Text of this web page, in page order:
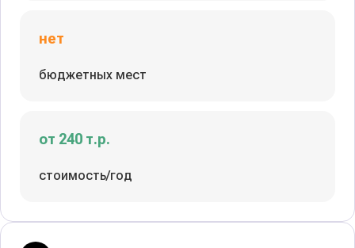
нет
бюджетных мест
от 240 т.р.
стоимость/год